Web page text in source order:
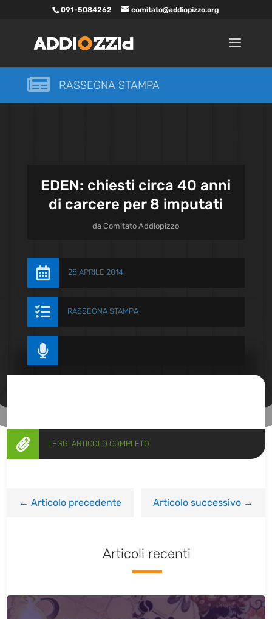
091-5084262 comitato@addiopizzo.org
 RASSEGNA STAMPA
EDEN: chiesti circa 40 anni
di carcere per 8 imputati
daComitato Addiopizzo
 28 APRILE 2014
 RASSEGNA STAMPA

 LEGGI ARTICOLO COMPLETO
←Articolo precedente Articolo successivo→
Articoli recenti